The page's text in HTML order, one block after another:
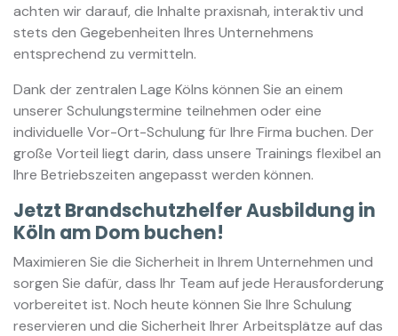
achten wir darauf, die Inhalte praxisnah, interaktiv und
stets den Gegebenheiten Ihres Unternehmens
entsprechend zu vermitteln.
Dank der zentralen Lage Kölns können Sie an einem
unserer Schulungstermine teilnehmen oder eine
individuelle Vor-Ort-Schulung für Ihre Firma buchen. Der
große Vorteil liegt darin, dass unsere Trainings flexibel an
Ihre Betriebszeiten angepasst werden können.
Jetzt Brandschutzhelfer Ausbildung in
Köln am Dom buchen!
Maximieren Sie die Sicherheit in Ihrem Unternehmen und
sorgen Sie dafür, dass Ihr Team auf jede Herausforderung
vorbereitet ist. Noch heute können Sie Ihre Schulung
reservieren und die Sicherheit Ihrer Arbeitsplätze auf das